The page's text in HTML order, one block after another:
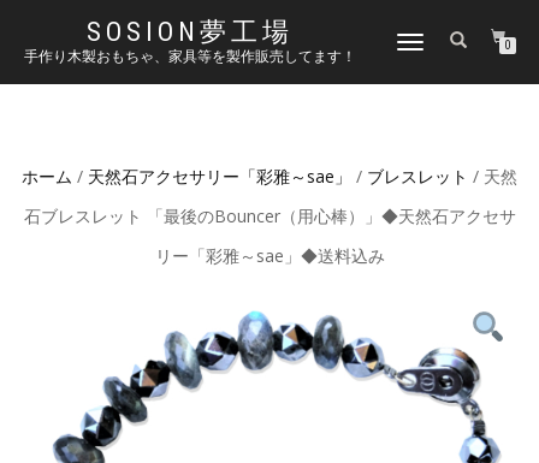
SOSION夢工場
手作り木製おもちゃ、家具等を製作販売してます！
ナ
ゲ
ン
切
0
ホーム / 天然石アクセサリー「彩雅～sae」 / ブレスレット / 天然
石ブレスレット 「最後のBouncer（用心棒）」◆天然石アクセサ
リー「彩雅～sae」◆送料込み